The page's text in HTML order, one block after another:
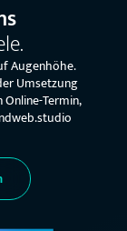
Augenhöhe.
Umsetzung
Online-Termin,